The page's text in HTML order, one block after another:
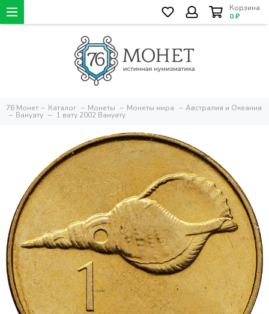
Корзина
0 ₽
76 Монет Каталог Монеты Монеты мира Австралия и Океания
Вануату 1 вату 2002 Вануату